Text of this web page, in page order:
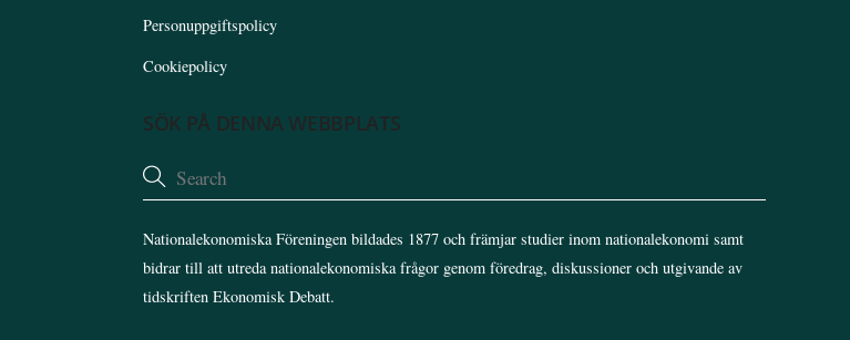
Personuppgiftspolicy
Cookiepolicy
SÖK PÅ DENNA WEBBPLATS
Nationalekonomiska Föreningen bildades 1877 och främjar studier inom nationalekonomi samt
bidrar till att utreda nationalekonomiska frågor genom föredrag, diskussioner och utgivande av
tidskriften Ekonomisk Debatt.